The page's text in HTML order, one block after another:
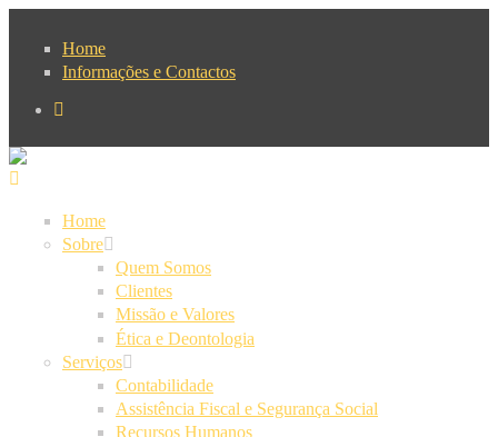
Home
Informações e Contactos
Home
Sobre
Quem Somos
Clientes
Missão e Valores
Ética e Deontologia
Serviços
Contabilidade
Assistência Fiscal e Segurança Social
Recursos Humanos